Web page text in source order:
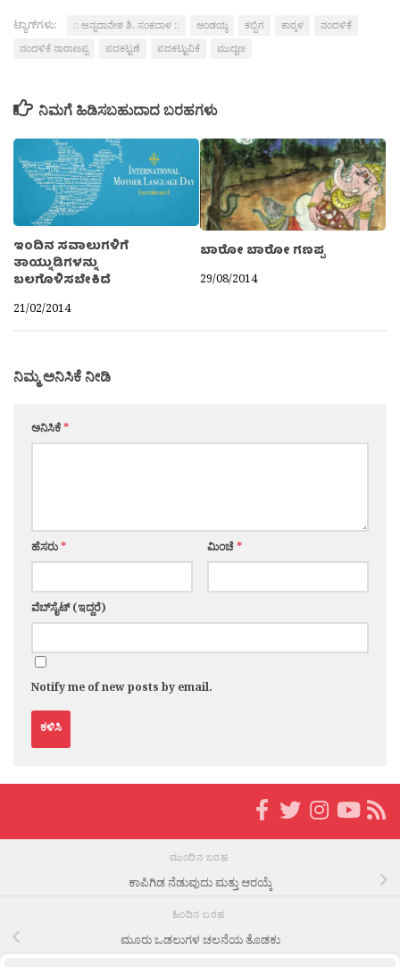
ಟ್ಯಾಗ್‌ಗಳು: :: ಅನ್ನದಾನೇಶ ಶಿ. ಸಂಕದಾಳ :: ಆಂಡಯ್ಯ ಕಬ್ಬಿಗ ಕಾರ‍್ಕಳ
ನಂದಳಿಕೆ
ನಂದಳಿಕೆ ನಾರಾಣಪ್ಪ
ಪದಕಟ್ಟಣೆ ಪದಕಟ್ಟುವಿಕೆ ಮುದ್ದಣ
ನಿಮಗೆ ಹಿಡಿಸಬಹುದಾದ ಬರಹಗಳು
ಇಂದಿನ ಸವಾಲುಗಳಿಗೆ
ತಾಯ್ನುಡಿಗಳನ್ನು
ಬಲಗೊಳಿಸಬೇಕಿದೆ
21/02/2014
ಬಾರೋ ಬಾರೋ ಗಣಪ್ಪ
29/08/2014
ನಿಮ್ಮ ಅನಿಸಿಕೆ ನೀಡಿ
ಅನಿಸಿಕೆ*
ಹೆಸರು* ಮಿಂಚೆ*
ವೆಬ್‌ಸೈಟ್ (ಇದ್ದರೆ)
Notify me of new posts by email.
ಮುಂದಿನ ಬರಹ
ಕಾಪಿಗಿಡ ನೆಡುವುದು ಮತ್ತು ಆರಯ್ಕೆ
ಹಿಂದಿನ ಬರಹ
ಮೂರು ಒಡಲುಗಳ ಚಲನೆಯ ತೊಡಕು